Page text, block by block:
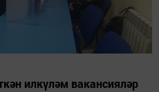
илкүләм вакансияләр